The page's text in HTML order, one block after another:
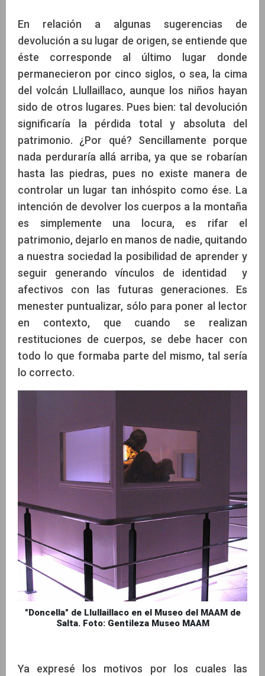
En relación a algunas sugerencias de
devolución a su lugar de origen, se entiende que
éste corresponde al último lugar donde
permanecieron por cinco siglos, o sea, la cima
del volcán Llullaillaco, aunque los niños hayan
sido de otros lugares. Pues bien: tal devolución
significaría la pérdida total y absoluta del
patrimonio. ¿Por qué? Sencillamente porque
nada perduraría allá arriba, ya que se robarían
hasta las piedras, pues no existe manera de
controlar un lugar tan inhóspito como ése. La
intención de devolver los cuerpos a la montaña
es simplemente una locura, es rifar el
patrimonio, dejarlo en manos de nadie, quitando
a nuestra sociedad la posibilidad de aprender y
seguir generando vínculos de identidad y
afectivos con las futuras generaciones. Es
menester puntualizar, sólo para poner al lector
en contexto, que cuando se realizan
restituciones de cuerpos, se debe hacer con
todo lo que formaba parte del mismo, tal sería
lo correcto.
"Doncella" de Llullaillaco en el Museo del MAAM de
Salta. Foto: Gentileza Museo MAAM
Ya expresé los motivos por los cuales las